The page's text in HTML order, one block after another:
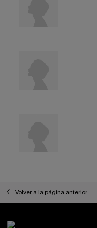
Volver a la página anterior